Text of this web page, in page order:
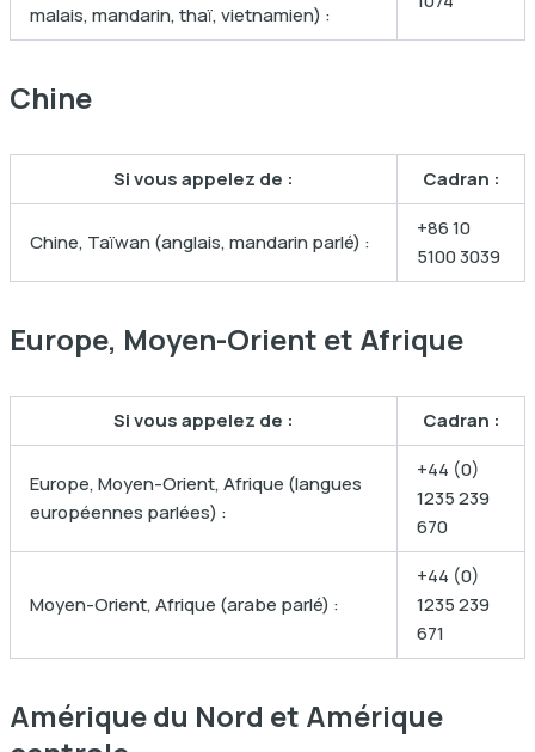
malais, mandarin, thaï, vietnamien) :
Chine
Si vous appelez de : Cadran :
Chine, Taïwan (anglais, mandarin parlé) :
+86 10
5100 3039
Europe, Moyen-Orient et Afrique
Si vous appelez de : Cadran :
Europe, Moyen-Orient, Afrique (langues
européennes parlées) :
+44 (0)
1235 239
670
Moyen-Orient, Afrique (arabe parlé) :
+44 (0)
1235 239
671
Amérique du Nord et Amérique